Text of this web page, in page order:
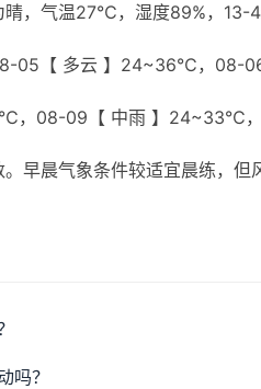
晴，气温27℃，湿度89%，13-4
05【 多云 】24~36℃，
，08-09【 中雨 】24~33℃
早晨气象条件较适宜晨练，
吗？